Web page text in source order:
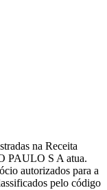
na Receita
PAULO S A atua.
autorizados para a
pelo código